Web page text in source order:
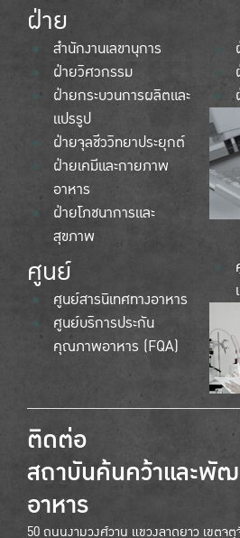
ฝ่าย
สำนักงานเลขานุการ
ฝ่ายวิศวกรรม
ฝ่ายกระบวนการผลิตและ
แปรรูป
ฝ่ายจุลชีววิทยาประยุกต์
ฝ่ายเคมีและกายภาพ
อาหาร
ฝ่ายโภชนาการและ
สุขภาพ
ศูนย์
ศูนย์สารนิเทศทางอาหาร
ศูนย์บริการประกัน
คุณภาพอาหาร (FQA)
ติดต่อ
สถาบันค้นคว้าและ
อาหาร
50 ถนนงามวงศ์วาน แขวงลาดยาว เขตจ